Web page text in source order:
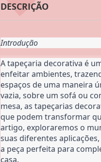
DESCRIÇÃO
Introdução
A tapeçaria decorativa é
enfeitar ambientes,
espaços de uma maneira
vazia, sobre um sofá ou
mesa, as tapeçarias
que podem transformar
artigo, exploraremos o
suas diferentes
a peça perfeita para
casa.